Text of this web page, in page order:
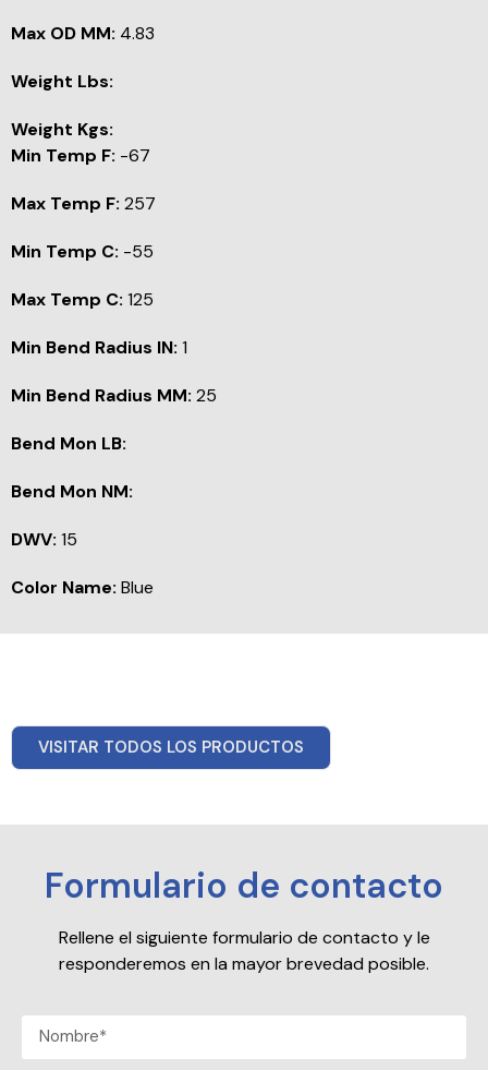
Max OD MM: 4.83
Weight Lbs:
Weight Kgs:
Min Temp F: -67
Max Temp F: 257
Min Temp C: -55
Max Temp C: 125
Min Bend Radius IN: 1
Min Bend Radius MM: 25
Bend Mon LB:
Bend Mon NM:
DWV: 15
Color Name: Blue
VISITAR TODOS LOS PRODUCTOS
Formulario de contacto
Rellene el siguiente formulario de contacto y le
responderemos en la mayor brevedad posible.